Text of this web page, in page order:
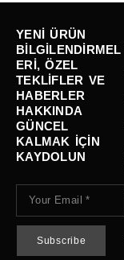
YENI ÜRÜN
BILGILENDIRMEL
ERI, ÖZEL
TEKLIFLER VE
HABERLER
HAKKINDA
GÜNCEL
KALMAK IÇIN
KAYDOLUN